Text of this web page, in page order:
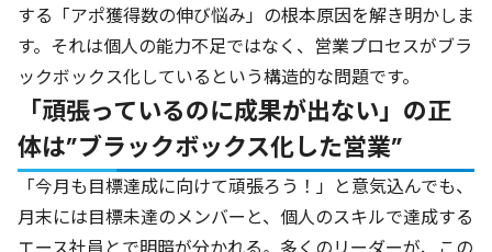
する「アポ獲得数の伸び悩み」の根本原因を解き明かしま
す。それは個人の能力不足ではなく、営業プロセスがブラ
ックボックス化しているという構造的な問題です。
「頑張っているのに成果が出ない」の正
体は”ブラックボックス化した営業”
「今月も目標達成に向けて頑張ろう！」と意気込んでも、
月末には目標未達のメンバーと、個人のスキルで達成する